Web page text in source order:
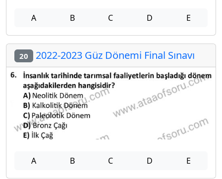
A B C D E
20 2022-2023 Güz Dönemi Final Sınavı
A B C D E